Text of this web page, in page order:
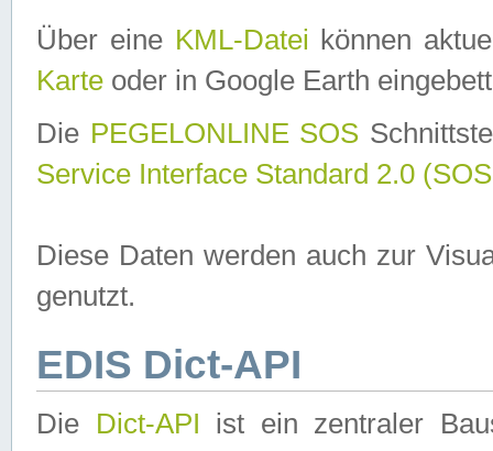
Über eine KML-Datei können
Karte oder in Google Earth
Die PEGELONLINE SOS
Service Interface Standard 2.0
Diese Daten werden auch zur
genutzt.
EDIS Dict-API
Die Dict-API ist ein zentraler